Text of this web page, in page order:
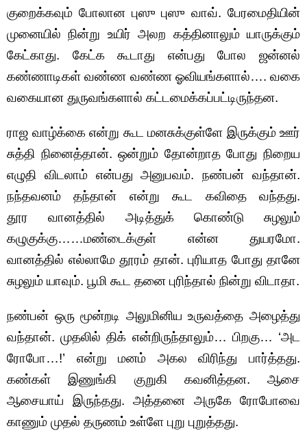
குறைக்கவும் போலான புஸு புஸு வாவ். பேரமைதியின்
முனையில் நின்று உயிர் அலற கத்தினாலும் யாருக்கும்
கேட்காது. கேட்க கூடாது என்பது போல ஜன்னல்
கண்ணாடிகள் வண்ண வண்ண ஓவியங்களால்…. வகை
வகையான துருவங்களால் கட்டமைக்கப்பட்டிருந்தன.
ராஜ வாழ்க்கை என்று கூட மனசுக்குள்ளே இருக்கும் ஊர்
சுத்தி நினைத்தான். ஒன்றும் தோன்றாத போது நிறைய
எழுதி விடலாம் என்பது அனுபவம். நண்பன் வந்தான்.
நந்தவனம் தந்தான் என்று கூட கவிதை வந்தது.
தூர வானத்தில் அடித்துக் கொண்டு சுழலும்
கழுகுக்கு……மண்டைக்குள் என்ன துயரமோ.
வானத்தில் எல்லாமே தூரம் தான். புரியாத போது தானே
சுழலும் யாவும். பூமி கூட தனை புரிந்தால் நின்று விடாதா.
நண்பன் ஒரு மூன்றடி அலுமினிய உருவத்தை அழைத்து
வந்தான். முதலில் திக் என்றிருந்தாலும்… பிறகு… ‘அட
ரோபோ…!’ என்று மனம் அகல விரிந்து பார்த்தது.
கண்கள் இணுங்கி குறுகி கவனித்தன. ஆசை
ஆசையாய் இருந்தது. அத்தனை அருகே ரோபோவை
காணும் முதல் தருணம் உள்ளே புறு புறுத்தது.